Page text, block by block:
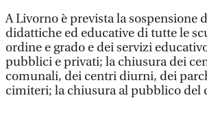
A Livorno è prevista la sospensione
didattiche ed educative di tutte le
ordine e grado e dei servizi
pubblici e privati; la chiusura dei
comunali, dei centri diurni, dei
cimiteri; la chiusura al pubblico del